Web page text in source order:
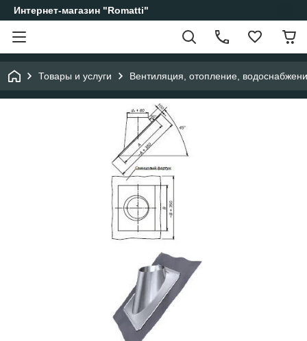
Интернет-магазин "Romatti"
Товары и услуги Вентиляция, отопление,